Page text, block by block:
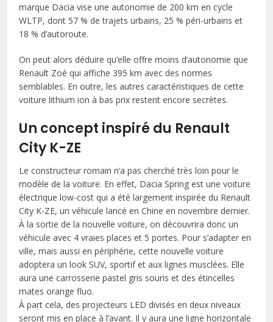
marque Dacia vise une autonomie de 200 km en cycle
WLTP, dont 57 % de trajets urbains, 25 % péri-urbains et
18 % d’autoroute.
On peut alors déduire qu’elle offre moins d’autonomie que
Renault Zoé qui affiche 395 km avec des normes
semblables. En outre, les autres caractéristiques de cette
voiture lithium ion à bas prix restent encore secrètes.
Un concept inspiré du Renault
City K-ZE
Le constructeur romain n’a pas cherché très loin pour le
modèle de la voiture. En effet, Dacia Spring est une voiture
électrique low-cost qui a été largement inspirée du Renault
City K-ZE, un véhicule lancé en Chine en novembre dernier.
À la sortie de la nouvelle voiture, on découvrira donc un
véhicule avec 4 vraies places et 5 portes. Pour s’adapter en
ville, mais aussi en périphérie, cette nouvelle voiture
adoptera un look SUV, sportif et aux lignes musclées. Elle
aura une carrosserie pastel gris souris et des étincelles
mates orange fluo.
À part cela, des projecteurs LED divisés en deux niveaux
seront mis en place à l’avant. Il y aura une ligne horizontale